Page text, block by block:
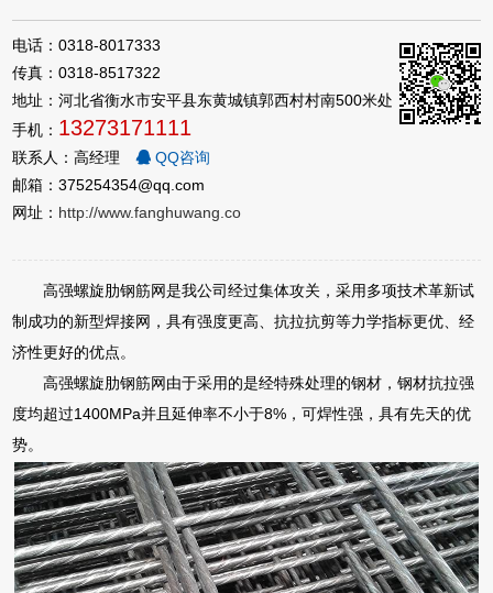
电话：0318-8017333
传真：0318-8517322
地址：河北省衡水市安平县东黄城镇郭西村村南500米处
手机： 13273171111
联系人：高经理
QQ咨询
邮箱：375254354@qq.com
网址： http://www.fanghuwang.co
高强螺旋肋钢筋网是我公司经过集体攻关，采用多项技术革新试
制成功的新型焊接网，具有强度更高、抗拉抗剪等力学指标更优、经
济性更好的优点。
高强螺旋肋钢筋网由于采用的是经特殊处理的钢材，钢材抗拉强
度均超过1400MPa并且延伸率不小于8%，可焊性强，具有先天的优
势。